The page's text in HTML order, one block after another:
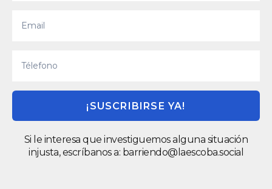
¡SUSCRIBIRSE YA!
Si le interesa que investiguemos alguna situación
injusta, escríbanos a: barriendo@laescoba.social